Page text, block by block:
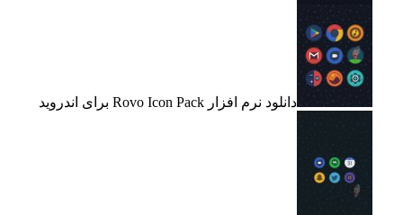
دانلود نرم افزار Rovo Icon Pack برای اندروید